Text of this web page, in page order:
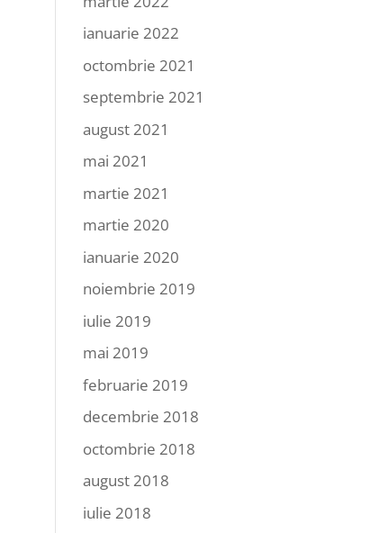
ianuarie 2022
octombrie 2021
septembrie 2021
august 2021
mai 2021
martie 2021
martie 2020
ianuarie 2020
noiembrie 2019
iulie 2019
mai 2019
februarie 2019
decembrie 2018
octombrie 2018
august 2018
iulie 2018